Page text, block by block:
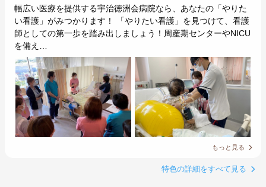
幅広い医療を提供する宇治徳洲会病院なら、あなたの「やりた
い看護」がみつかります！ 「やりたい看護」を見つけて、看護
師としての第一歩を踏み出しましょう！周産期センターやNICU
を備え…
もっと見る
特色の詳細をすべて見る